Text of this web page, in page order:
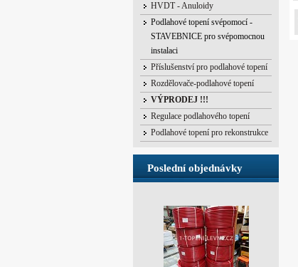
HVDT - Anuloidy
Podlahové topení svépomocí -
STAVEBNICE pro svépomocnou
instalaci
Příslušenství pro podlahové topení
Rozdělovače-podlahové topení
VÝPRODEJ !!!
Regulace podlahového topení
Podlahové topení pro rekonstrukce
Poslední objednávky